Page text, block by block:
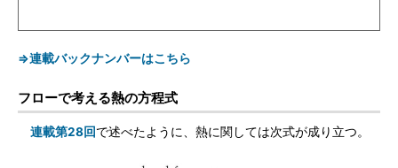
⇒連載バックナンバーはこちら
フローで考える熱の方程式
連載第28回で述べたように、熱に関しては次式が成り立つ。